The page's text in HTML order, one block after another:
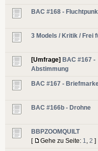
BAC #168 -
3 Models / Kritik / Frei
[Umfrage] BAC #167 -
Abstimmung
BAC #167 -
BAC #166b - Drohne
BBPZOOMQUILT
[
Gehe zu Seite: 1 2 ]